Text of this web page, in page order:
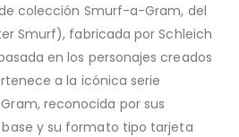
colección Smurf-a-Gram, del
Smurf), fabricada por Schleich
en los personajes creados
a la icónica serie
reconocida por sus
y su formato tipo tarjeta